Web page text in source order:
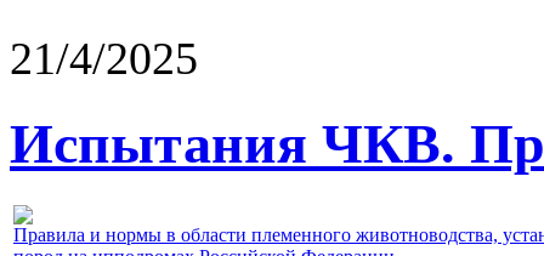
21/4/2025
Испытания ЧКВ.
Правила и нормы в области племенного животноводства,